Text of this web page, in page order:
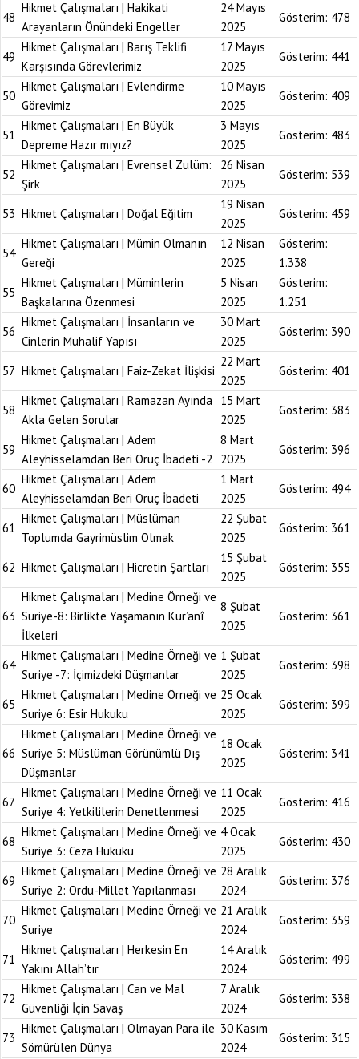
48
Hikmet Çalışmaları | Hakikati
Arayanların Önündeki Engeller
24 Mayıs
2025
Gösterim: 478
49
Hikmet Çalışmaları | Barış Teklifi
Karşısında Görevlerimiz
17 Mayıs
2025
Gösterim: 441
50
Hikmet Çalışmaları | Evlendirme
Görevimiz
10 Mayıs
2025
Gösterim: 409
51
Hikmet Çalışmaları | En Büyük
Depreme Hazır mıyız?
3 Mayıs
2025
Gösterim: 483
52
Hikmet Çalışmaları | Evrensel Zulüm:
Şirk
26 Nisan
2025
Gösterim: 539
53 Hikmet Çalışmaları | Doğal Eğitim
19 Nisan
2025
Gösterim: 459
54
Hikmet Çalışmaları | Mümin Olmanın
Gereği
12 Nisan
2025
Gösterim:
1.338
55
Hikmet Çalışmaları | Müminlerin
Başkalarına Özenmesi
5 Nisan
2025
Gösterim:
1.251
56
Hikmet Çalışmaları | İnsanların ve
Cinlerin Muhalif Yapısı
30 Mart
2025
Gösterim: 390
57 Hikmet Çalışmaları | Faiz-Zekat İlişkisi
22 Mart
2025
Gösterim: 401
58
Hikmet Çalışmaları | Ramazan Ayında
Akla Gelen Sorular
15 Mart
2025
Gösterim: 383
59
Hikmet Çalışmaları | Adem
Aleyhisselamdan Beri Oruç İbadeti -2
8 Mart
2025
Gösterim: 396
60
Hikmet Çalışmaları | Adem
Aleyhisselamdan Beri Oruç İbadeti
1 Mart
2025
Gösterim: 494
61
Hikmet Çalışmaları | Müslüman
Toplumda Gayrimüslim Olmak
22 Şubat
2025
Gösterim: 361
62 Hikmet Çalışmaları | Hicretin Şartları
15 Şubat
2025
Gösterim: 355
63
Hikmet Çalışmaları | Medine Örneği ve
Suriye-8: Birlikte Yaşamanın Kur’anî
İlkeleri
8 Şubat
2025
Gösterim: 361
64
Hikmet Çalışmaları | Medine Örneği ve
Suriye -7: İçimizdeki Düşmanlar
1 Şubat
2025
Gösterim: 398
65
Hikmet Çalışmaları | Medine Örneği ve
Suriye 6: Esir Hukuku
25 Ocak
2025
Gösterim: 399
66
Hikmet Çalışmaları | Medine Örneği ve
Suriye 5: Müslüman Görünümlü Dış
Düşmanlar
18 Ocak
2025
Gösterim: 341
67
Hikmet Çalışmaları | Medine Örneği ve
Suriye 4: Yetkililerin Denetlenmesi
11 Ocak
2025
Gösterim: 416
68
Hikmet Çalışmaları | Medine Örneği ve
Suriye 3: Ceza Hukuku
4 Ocak
2025
Gösterim: 430
69
Hikmet Çalışmaları | Medine Örneği ve
Suriye 2: Ordu-Millet Yapılanması
28 Aralık
2024
Gösterim: 376
70
Hikmet Çalışmaları | Medine Örneği ve
Suriye
21 Aralık
2024
Gösterim: 359
71
Hikmet Çalışmaları | Herkesin En
Yakını Allah’tır
14 Aralık
2024
Gösterim: 499
72
Hikmet Çalışmaları | Can ve Mal
Güvenliği İçin Savaş
7 Aralık
2024
Gösterim: 338
73
Hikmet Çalışmaları | Olmayan Para ile
Sömürülen Dünya
30 Kasım
2024
Gösterim: 315